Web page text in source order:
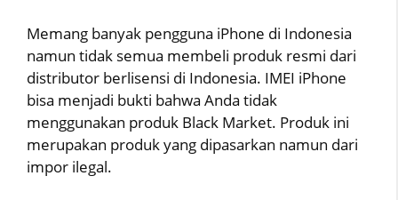
Memang banyak pengguna iPhone di Indonesia
namun tidak semua membeli produk resmi dari
distributor berlisensi di Indonesia. IMEI iPhone
bisa menjadi bukti bahwa Anda tidak
menggunakan produk Black Market. Produk ini
merupakan produk yang dipasarkan namun dari
impor ilegal.